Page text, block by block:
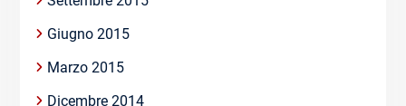
Giugno 2015
Marzo 2015
Dicembre 2014